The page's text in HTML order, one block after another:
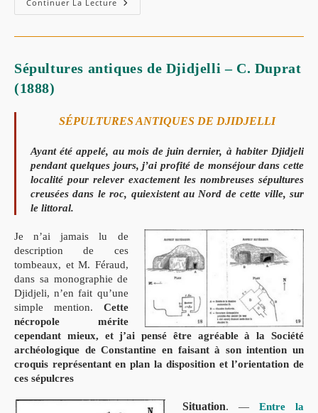
Continuer La Lecture
Sépultures antiques de Djidjelli – C. Duprat
(1888)
SÉPULTURES ANTIQUES DE DJIDJELLI
Ayant été appelé, au mois de juin dernier, à habiter Djidjeli
pendant quelques jours, j’ai profité de monséjour dans cette
localité pour relever exactement les nombreuses sépultures
creusées dans le roc, quiexistent au Nord de cette ville, sur
le littoral.
Je n’ai jamais lu de
description de ces
tombeaux, et M. Féraud,
dans sa monographie de
Djidjeli, n’en fait qu’une
simple mention. Cette
nécropole mérite
cependant mieux, et j’ai pensé être agréable à la Société
archéologique deConstantine en faisant à son intention un
croquis représentant en plan la disposition et l’orientation de
ces sépulcres
Situation. — Entre la